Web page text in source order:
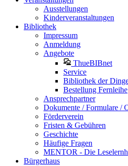
Ausstellungen
Kinderveranstaltungen
Bibliothek
Impressum
Anmeldung
Angebote
ThueBIBnet
Service
Bibliothek der
Bestellung Fernleihe
Ansprechpartner
Dokumente / Formulare /
Förderverein
Fristen & Gebühren
Geschichte
Häufige Fragen
MENTOR - Die
Bürgerhaus